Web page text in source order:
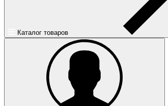
Каталог товаров